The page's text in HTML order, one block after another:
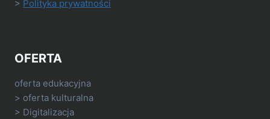
> Polityka prywatności
OFERTA
oferta edukacyjna
> oferta kulturalna
> Digitalizacja